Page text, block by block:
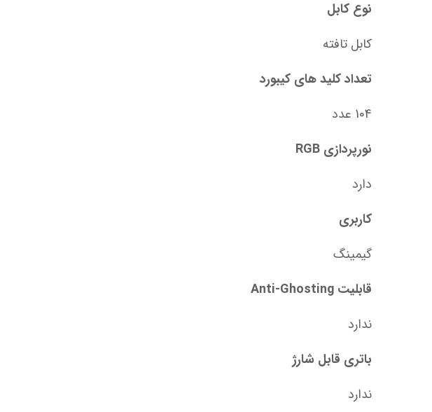
نوع کابل
کابل تافته
تعداد کلید های کیبورد
104 عدد
نورپردازی RGB
دارد
کاربری
گیمینگ
قابلیت Anti-Ghosting
ندارد
باتری قابل شارژ
ندارد